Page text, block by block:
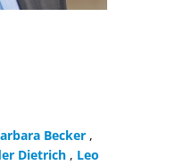
Becker ,
Dietrich , Leo